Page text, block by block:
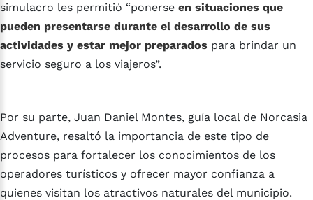
simulacro les permitió “ponerse en situaciones que
pueden presentarse durante el desarrollo de sus
actividades y estar mejor preparados para brindar un
servicio seguro a los viajeros”.
Por su parte, Juan Daniel Montes, guía local de Norcasia
Adventure, resaltó la importancia de este tipo de
procesos para fortalecer los conocimientos de los
operadores turísticos y ofrecer mayor confianza a
quienes visitan los atractivos naturales del municipio.